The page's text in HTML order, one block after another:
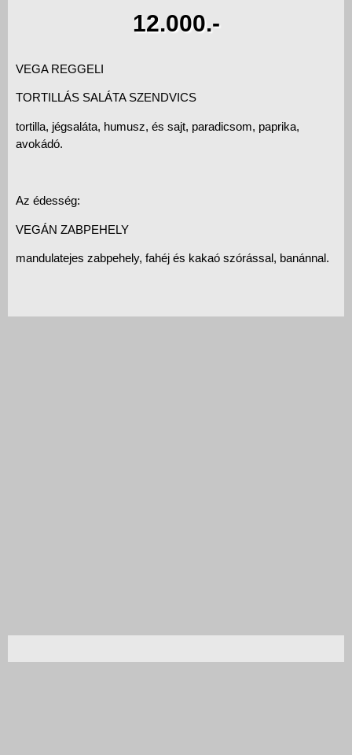
12.000.-
VEGA REGGELI
TORTILLÁS SALÁTA SZENDVICS
tortilla, jégsaláta, humusz, és sajt, paradicsom, paprika,
avokádó.
Az édesség:
VEGÁN ZABPEHELY
mandulatejes zabpehely, fahéj és kakaó szórással, banánnal.